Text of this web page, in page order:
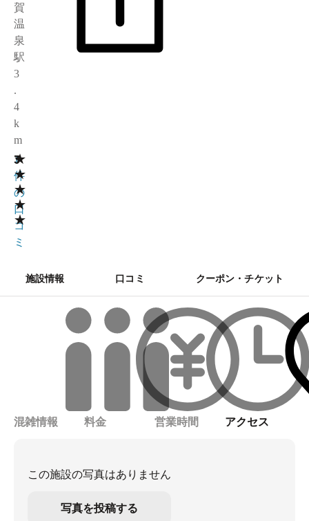
賀
温
泉
駅
3
.
4
k
m
★
★
★
★
★
3
1
件
の
口
コ
ミ
施設情報 口コミ クーポン・チケット
混雑情報 料金 営業時間 アクセス
この施設の写真はありません
写真を投稿する